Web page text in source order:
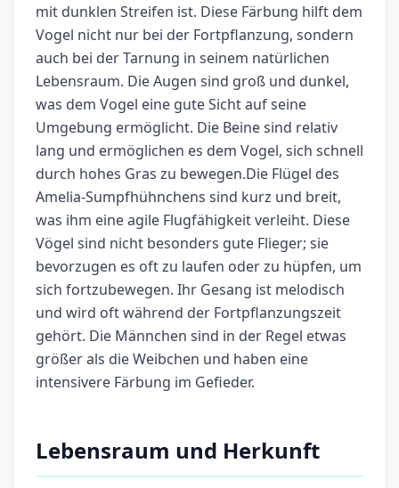
mit dunklen Streifen ist. Diese Färbung hilft dem
Vogel nicht nur bei der Fortpflanzung, sondern
auch bei der Tarnung in seinem natürlichen
Lebensraum. Die Augen sind groß und dunkel,
was dem Vogel eine gute Sicht auf seine
Umgebung ermöglicht. Die Beine sind relativ
lang und ermöglichen es dem Vogel, sich schnell
durch hohes Gras zu bewegen.Die Flügel des
Amelia-Sumpfhühnchens sind kurz und breit,
was ihm eine agile Flugfähigkeit verleiht. Diese
Vögel sind nicht besonders gute Flieger; sie
bevorzugen es oft zu laufen oder zu hüpfen, um
sich fortzubewegen. Ihr Gesang ist melodisch
und wird oft während der Fortpflanzungszeit
gehört. Die Männchen sind in der Regel etwas
größer als die Weibchen und haben eine
intensivere Färbung im Gefieder.
Lebensraum und Herkunft